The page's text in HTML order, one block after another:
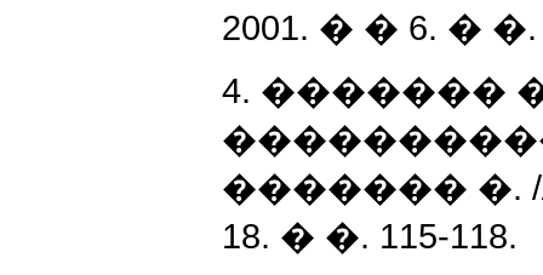
2001. � � 6. � �.
4. �������
������� �.
18. � �. 115-118.